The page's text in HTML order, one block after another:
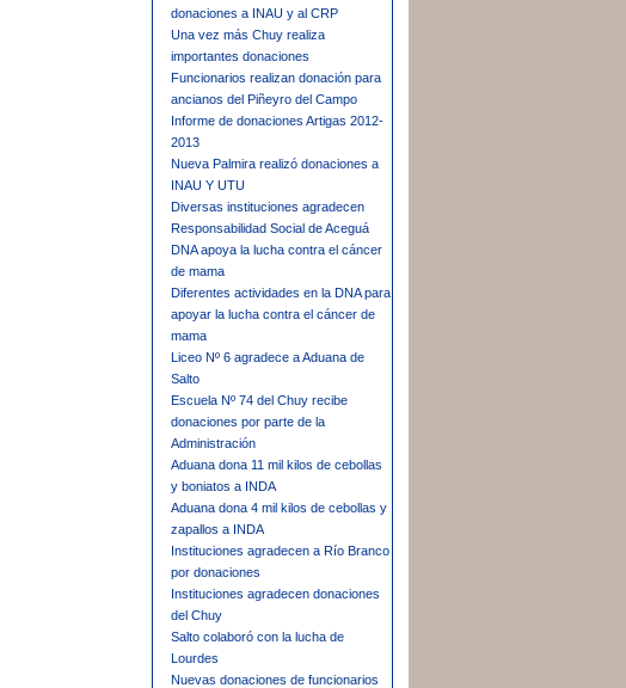
donaciones a INAU y al CRP
Una vez más Chuy realiza
importantes donaciones
Funcionarios realizan donación para
ancianos del Piñeyro del Campo
Informe de donaciones Artigas 2012-
2013
Nueva Palmira realizó donaciones a
INAU Y UTU
Diversas instituciones agradecen
Responsabilidad Social de Aceguá
DNA apoya la lucha contra el cáncer
de mama
Diferentes actividades en la DNA para
apoyar la lucha contra el cáncer de
mama
Liceo Nº 6 agradece a Aduana de
Salto
Escuela Nº 74 del Chuy recibe
donaciones por parte de la
Administración
Aduana dona 11 mil kilos de cebollas
y boniatos a INDA
Aduana dona 4 mil kilos de cebollas y
zapallos a INDA
Instituciones agradecen a Río Branco
por donaciones
Instituciones agradecen donaciones
del Chuy
Salto colaboró con la lucha de
Lourdes
Nuevas donaciones de funcionarios